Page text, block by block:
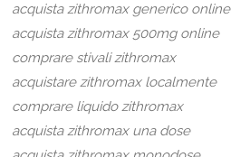
acquista zithromax generico online
acquista zithromax 500mg online
comprare stivali zithromax
acquistare zithromax localmente
comprare liquido zithromax
acquista zithromax una dose